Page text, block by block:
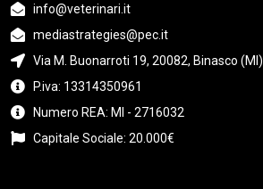
info@veterinari.it
mediastrategies@pec.it
Via M. Buonarroti 19, 20082, Binasco (MI)
P.iva: 13314350961
Numero REA: MI - 2716032
Capitale Sociale: 20.000€